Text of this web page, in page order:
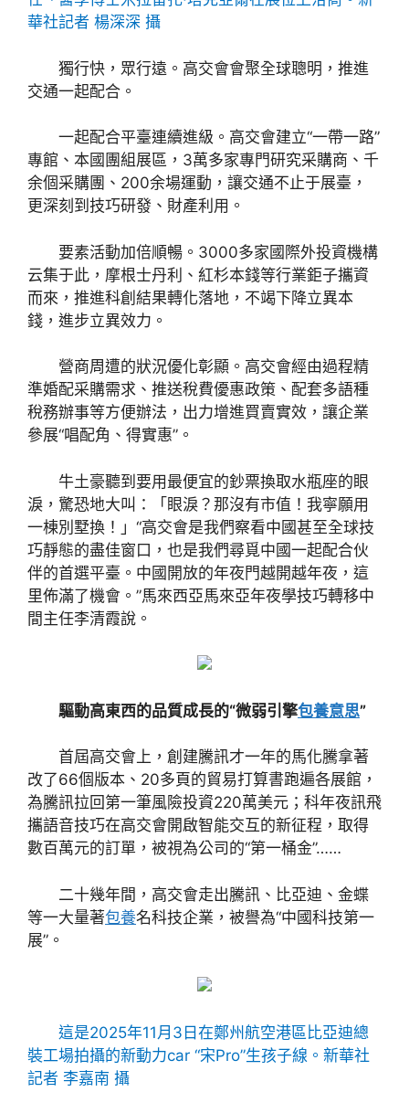
華社記者 楊深深 攝
獨行快，眾行遠。高交會會聚全球聰明，推進
交通一起配合。
一起配合平臺連續進級。高交會建立“一帶一路”
專館、本國團組展區，3萬多家專門研究采購商、千
余個采購團、200余場運動，讓交通不止于展臺，
更深刻到技巧研發、財產利用。
要素活動加倍順暢。3000多家國際外投資機構
云集于此，摩根士丹利、紅杉本錢等行業鉅子攜資
而來，推進科創結果轉化落地，不竭下降立異本
錢，進步立異效力。
營商周遭的狀況優化彰顯。高交會經由過程精
準婚配采購需求、推送稅費優惠政策、配套多語種
稅務辦事等方便辦法，出力增進買賣實效，讓企業
參展“唱配角、得實惠”。
牛土豪聽到要用最便宜的鈔票換取水瓶座的眼
淚，驚恐地大叫：「眼淚？那沒有市值！我寧願用
一棟別墅換！」“高交會是我們察看中國甚至全球技
巧靜態的盡佳窗口，也是我們尋覓中國一起配合伙
伴的首選平臺。中國開放的年夜門越開越年夜，這
里佈滿了機會。”馬來西亞馬來亞年夜學技巧轉移中
間主任李清霞說。
驅動高東西的品質成長的“微弱引擎包養意思”
首屆高交會上，創建騰訊才一年的馬化騰拿著
改了66個版本、20多頁的貿易打算書跑遍各展館，
為騰訊拉回第一筆風險投資220萬美元；科年夜訊飛
攜語音技巧在高交會開啟智能交互的新征程，取得
數百萬元的訂單，被視為公司的“第一桶金”……
二十幾年間，高交會走出騰訊、比亞迪、金蝶
等一大量著包養名科技企業，被譽為“中國科技第一
展”。
這是2025年11月3日在鄭州航空港區比亞迪總
裝工場拍攝的新動力car “宋Pro”生孩子線。新華社
記者 李嘉南 攝